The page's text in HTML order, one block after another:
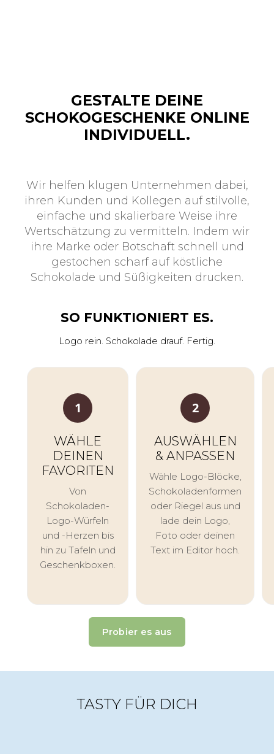
Job
Entschuldigung
Stärke
Erfolg
Einladung
Umzug
GESTALTE DEINE
SCHOKOGESCHENKE ONLINE
INDIVIDUELL.
Wir helfen klugen Unternehmen dabei,
ihren Kunden und Kollegen auf stilvolle,
einfache und skalierbare Weise ihre
Wertschätzung zu vermitteln. Indem wir
ihre Marke oder Botschaft schnell und
gestochen scharf auf köstliche
Schokolade und Süßigkeiten drucken.
SO FUNKTIONIERT ES.
Logo rein. Schokolade drauf. Fertig.
1
WÄHLE
DEINEN
FAVORITEN
Von
Schokoladen-
Logo-Würfeln
und -Herzen bis
hin zu Tafeln und
Geschenkboxen.
2
AUSWÄHLEN
& ANPASSEN
Wähle Logo-Blöcke,
Schokoladenformen
oder Riegel aus und
lade dein Logo,
Foto oder deinen
Text im Editor hoch.
Probier es aus
TASTY FÜR DICH